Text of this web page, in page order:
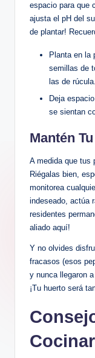
espacio para que
ajusta el pH del
de plantar!
Planta en la
semillas de
las de rúcula.
Deja
se sientan
Mantén
A medida que tus
Riégalas bien,
monitorea
indeseado, actúa
residentes
aliado aquí!
Y no olvides
fracasos (esos
y nunca llegaron
¡Tu huerto será